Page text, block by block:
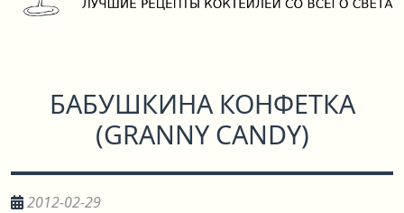
БАБУШКИНА КОНФЕТКА
(GRANNY CANDY)
2012-02-29